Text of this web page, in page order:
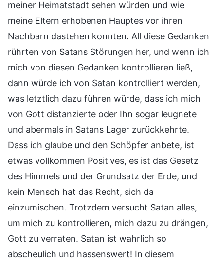
meiner Heimatstadt sehen würden und wie
meine Eltern erhobenen Hauptes vor ihren
Nachbarn dastehen konnten. All diese Gedanken
rührten von Satans Störungen her, und wenn ich
mich von diesen Gedanken kontrollieren ließ,
dann würde ich von Satan kontrolliert werden,
was letztlich dazu führen würde, dass ich mich
von Gott distanzierte oder Ihn sogar leugnete
und abermals in Satans Lager zurückkehrte.
Dass ich glaube und den Schöpfer anbete, ist
etwas vollkommen Positives, es ist das Gesetz
des Himmels und der Grundsatz der Erde, und
kein Mensch hat das Recht, sich da
einzumischen. Trotzdem versucht Satan alles,
um mich zu kontrollieren, mich dazu zu drängen,
Gott zu verraten. Satan ist wahrlich so
abscheulich und hassenswert! In diesem